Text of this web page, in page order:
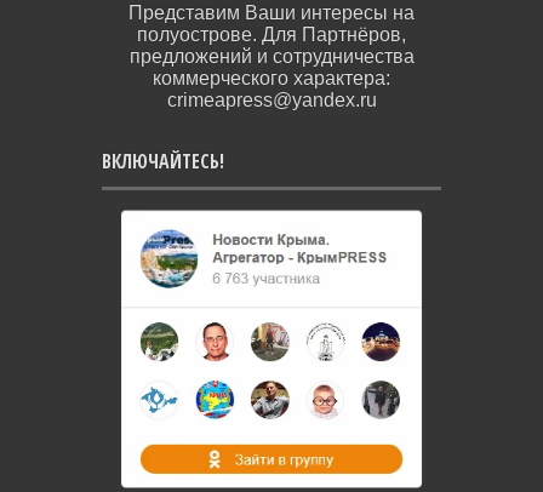
Представим Ваши интересы на
полуострове. Для Партнёров,
предложений и сотрудничества
коммерческого характера:
crimeapress@yandex.ru
ВКЛЮЧАЙТЕСЬ!